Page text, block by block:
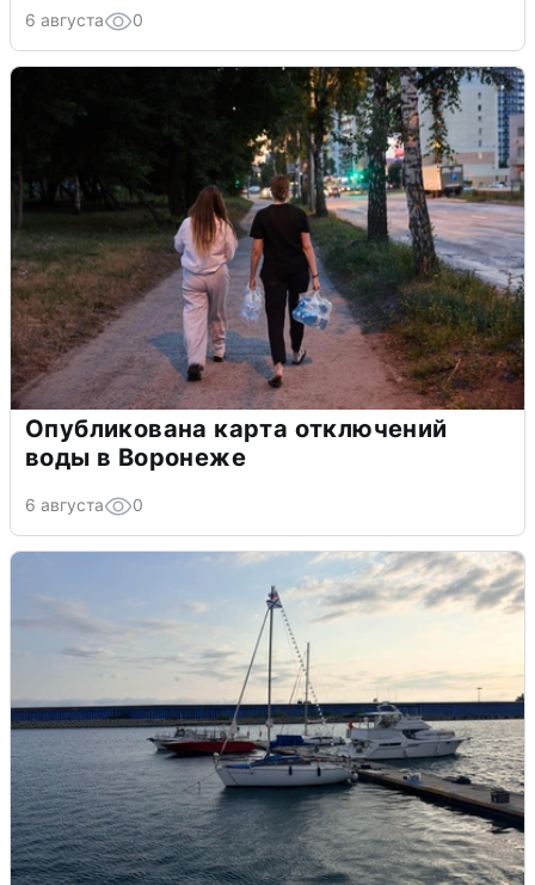
6 августа 0
Опубликована карта отключений
воды в Воронеже
6 августа 0